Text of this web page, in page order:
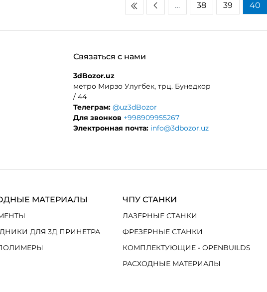
… 38 39 40
Связаться с нами
3dBozor.uz
метро Мирзо Улугбек, трц. Бунедкор
/ 44
Телеграм: @uz3dBozor
Для звонков +998909955267
Электронная почта: info@3dbozor.uz
МАТЕРИАЛЫ
ДЛЯ 3Д ПРИНЕТРА
ЧПУ СТАНКИ
ЛАЗЕРНЫЕ СТАНКИ
ФРЕЗЕРНЫЕ СТАНКИ
КОМПЛЕКТУЮЩИЕ - OPENBUILDS
РАСХОДНЫЕ МАТЕРИАЛЫ